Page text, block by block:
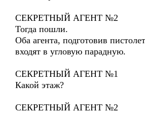
СЕКРЕТНЫЙ АГЕНТ №2
Тогда пошли.
Оба агента, подготовив
входят в угловую парадную.
СЕКРЕТНЫЙ АГЕНТ №1
Какой этаж?
СЕКРЕТНЫЙ АГЕНТ №2